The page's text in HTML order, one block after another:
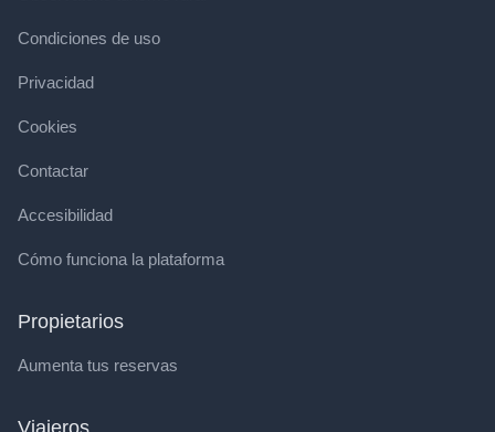
Condiciones de uso
Privacidad
Cookies
Contactar
Accesibilidad
Cómo funciona la plataforma
Propietarios
Aumenta tus reservas
Viajeros